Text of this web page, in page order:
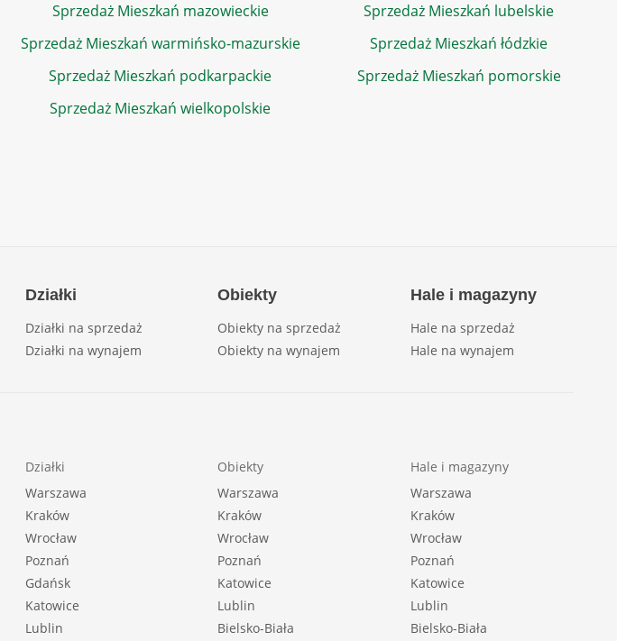
Sprzedaż Mieszkań mazowieckie
Sprzedaż Mieszkań lubelskie
Sprzedaż Mieszkań warmińsko-mazurskie
Sprzedaż Mieszkań łódzkie
Sprzedaż Mieszkań podkarpackie
Sprzedaż Mieszkań pomorskie
Sprzedaż Mieszkań wielkopolskie
Działki
Działki na sprzedaż
Działki na wynajem
Obiekty
Obiekty na sprzedaż
Obiekty na wynajem
Hale i magazyny
Hale na sprzedaż
Hale na wynajem
Działki
Warszawa
Kraków
Wrocław
Poznań
Gdańsk
Katowice
Lublin
Obiekty
Warszawa
Kraków
Wrocław
Poznań
Katowice
Lublin
Bielsko-Biała
Hale i magazyny
Warszawa
Kraków
Wrocław
Poznań
Katowice
Lublin
Bielsko-Biała